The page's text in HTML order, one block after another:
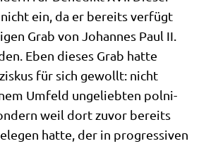
ein, da er bereits ver­fügt
Grab von Johan­nes Paul II.
Eben die­ses Grab hat­te
für sich gewollt: nicht
Umfeld unge­lieb­ten pol­ni­
weil dort zuvor bereits
hat­te, der in pro­gres­si­ven